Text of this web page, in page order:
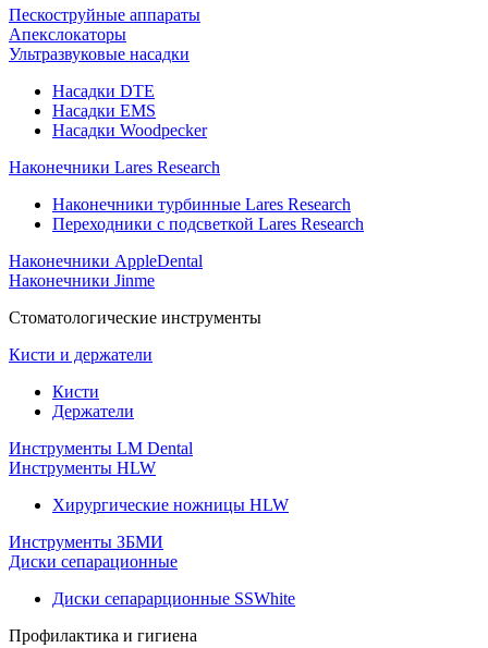
Пескоструйные аппараты
Апекслокаторы
Ультразвуковые насадки
Насадки DTE
Насадки EMS
Насадки Woodpecker
Наконечники Lares Research
Наконечники турбинные Lares Research
Переходники с подсветкой Lares Research
Наконечники AppleDental
Наконечники Jinme
Стоматологические инструменты
Кисти и держатели
Кисти
Держатели
Инструменты LM Dental
Инструменты HLW
Хирургические ножницы HLW
Инструменты ЗБМИ
Диски сепарационные
Диски сепарарционные SSWhite
Профилактика и гигиена